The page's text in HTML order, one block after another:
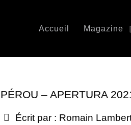
Accueil Magazine
PÉROU – APERTURA
Écrit par : Romain